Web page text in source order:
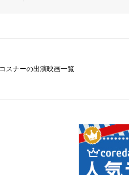
スナーの出演映画一覧